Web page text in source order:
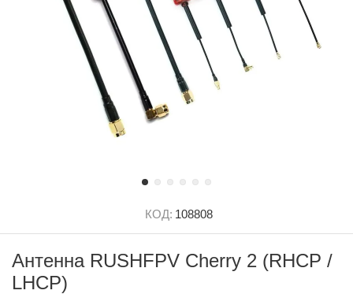
КОД: 108808
Антенна RUSHFPV Cherry 2 (RHCP /
LHCP)